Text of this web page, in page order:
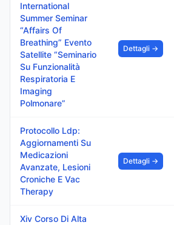
International
Summer Seminar
“Affairs Of
Breathing” Evento
Satellite “Seminario
Su Funzionalità
Respiratoria E
Imaging
Polmonare”
Dettagli →
Protocollo Ldp:
Aggiornamenti Su
Medicazioni
Avanzate, Lesioni
Croniche E Vac
Therapy
Dettagli →
Xiv Corso Di Alta